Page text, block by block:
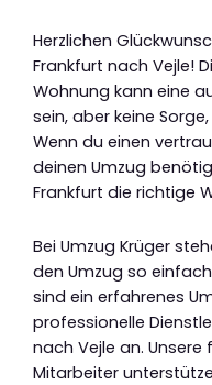
Herzlichen
Frankfurt nach Vejle!
Wohnung kann eine
sein, aber keine
Wenn du einen
deinen Umzug
Frankfurt die richtige
Bei Umzug Krüger
den Umzug so
sind ein erfahrenes
professionelle
nach Vejle an.
Mitarbeiter